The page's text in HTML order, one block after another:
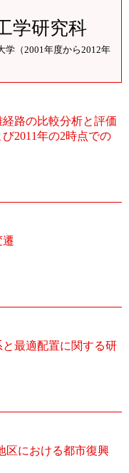
学研究科
学（2001年度から2012年
路の比較分析と評価
2011年の2時点での
遷
最適配置に関する研
区における都市復興